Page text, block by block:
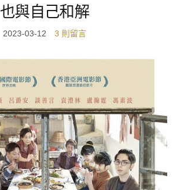
也與自己和解
2023-03-12 3 則留言